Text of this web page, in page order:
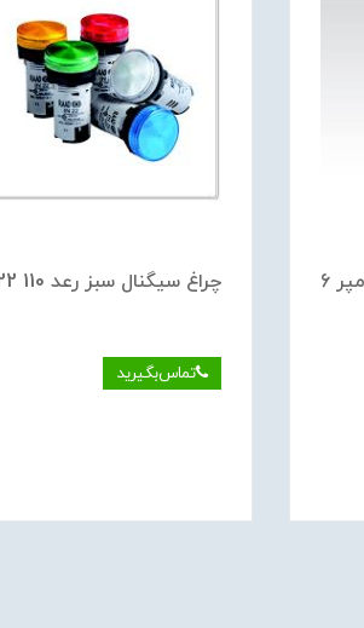
كليد مينياتوري دو فاز 6 آمپر 6
چراغ سيگنال سبز رعد IN22 110
تماس‌بگیرید